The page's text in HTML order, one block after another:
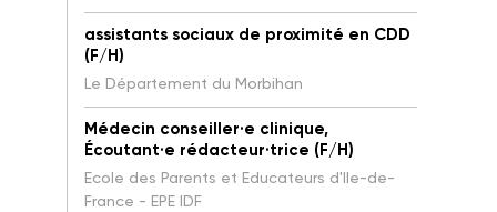
assistants sociaux de proximité en CDD
(F/H)
Le Département du Morbihan
Médecin conseiller·e clinique,
Écoutant·e rédacteur·trice (F/H)
Ecole des Parents et Educateurs d'Ile-de-
France - EPE IDF